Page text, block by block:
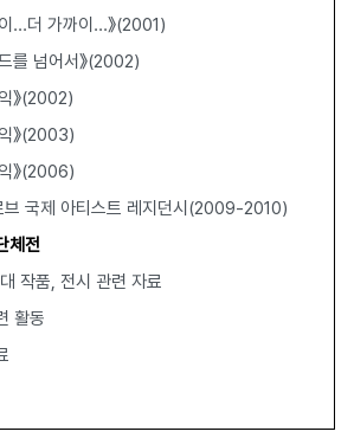
...더 가까이...》(2001)
를 넘어서》(2002)
》(2002)
》(2003)
》(2006)
브 국제 아티스트 레지던시(2009-2010)
체전
작품, 전시 관련 자료
활동